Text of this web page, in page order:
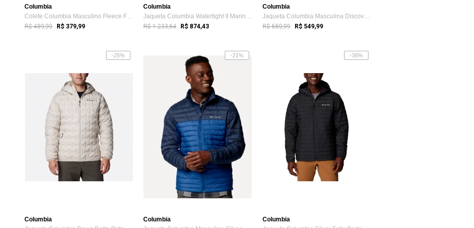
Columbia
Colete Columbia Masculino Fleece Fast Tr...
R$ 489,99 R$ 379,99
Columbia
Jaqueta Columbia Watertight II Marinho Masculino
R$ 1.233,64 R$ 874,43
Columbia
Jaqueta Columbia Masculina Discovery Loo...
R$ 669,99 R$ 549,99
-25%
Columbia
-21%
Columbia
-38%
Columbia